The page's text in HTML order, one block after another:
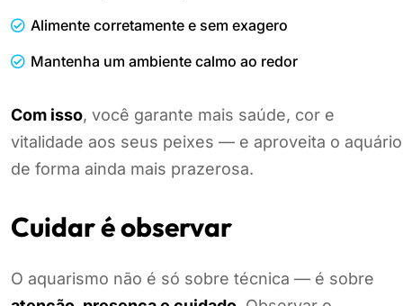
Alimente corretamente e sem exagero
Mantenha um ambiente calmo ao redor
Com isso, você garante mais saúde, cor e
vitalidade aos seus peixes — e aproveita o aquário
de forma ainda mais prazerosa.
Cuidar é observar
O aquarismo não é só sobre técnica — é sobre